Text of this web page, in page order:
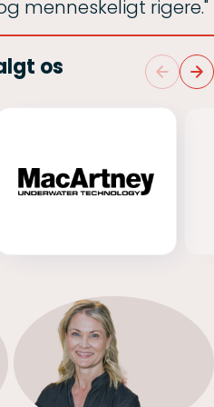
menneskeligt rigere."
os